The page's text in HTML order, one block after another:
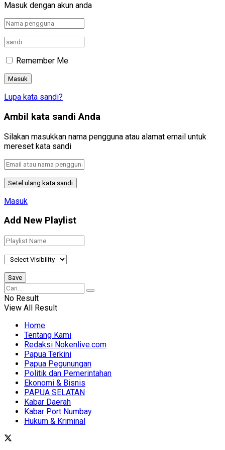
Masuk dengan akun anda
Remember Me
Lupa kata sandi?
Ambil kata sandi Anda
Silakan masukkan nama pengguna atau alamat email untuk
mereset kata sandi
Masuk
Add New Playlist
No Result
View All Result
Home
Tentang Kami
Redaksi Nokenlive.com
Papua Terkini
Papua Pegunungan
Politik dan Pemerintahan
Ekonomi & Bisnis
PAPUA SELATAN
Kabar Daerah
Kabar Port Numbay
Hukum & Kriminal